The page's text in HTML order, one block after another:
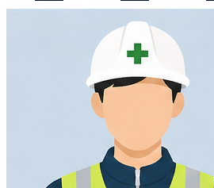
하루 복수 출퇴근, 다른 근무지에서
스럽게 지원합니다.